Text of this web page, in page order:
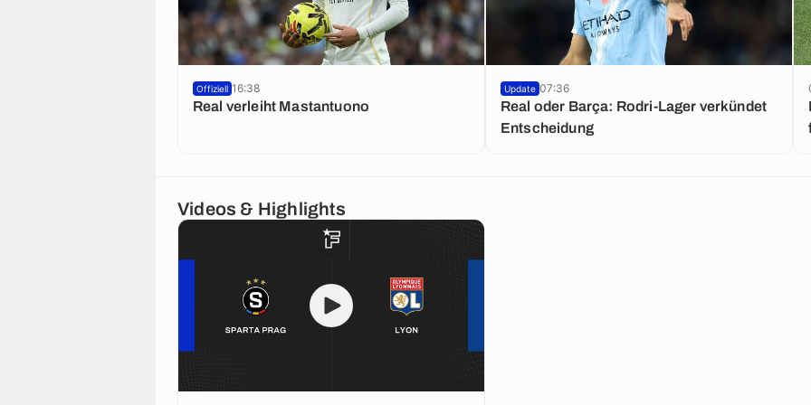
Real verleiht Mastantuono
Offiziell 16:38
Real oder Barça: Rodri-Lager verkündet
Entscheidung
Update 07:36
Videos & Highlights